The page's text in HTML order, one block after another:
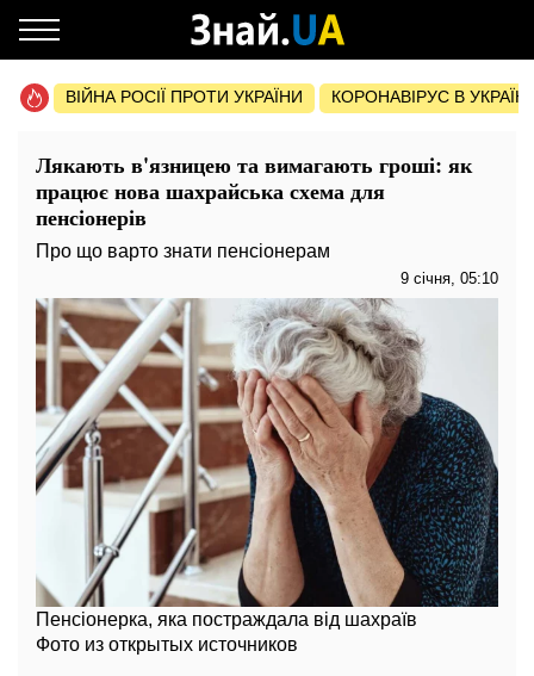
ВІЙНА РОСІЇ ПРОТИ УКРАЇНИ КОРОНАВІРУС В УКРАЇНІ
Лякають в'язницею та вимагають гроші: як
працює нова шахрайська схема для
пенсіонерів
Про що варто знати пенсіонерам
9 січня, 05:10
Пенсіонерка, яка постраждала від шахраїв
Фото из открытых источников